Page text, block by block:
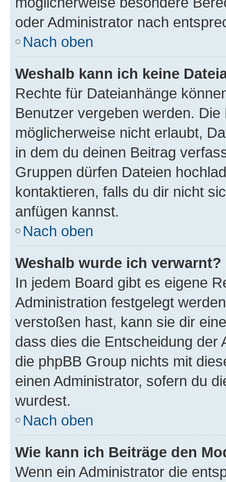
oder Administrator nach
Nach oben
Weshalb kann ich keine
Rechte für Dateianhänge
Benutzer vergeben werden.
möglicherweise nicht erlaubt,
in dem du deinen Beitrag
Gruppen dürfen Dateien
kontaktieren, falls du dir nicht
anfügen kannst.
Nach oben
Weshalb wurde ich verwarnt?
In jedem Board gibt es eigene
Administration festgelegt
verstoßen hast, kann sie dir
dass dies die Entscheidung der
die phpBB Group nichts mit
einen Administrator, sofern du
wurdest.
Nach oben
Wie kann ich Beiträge den
Wenn ein Administrator die